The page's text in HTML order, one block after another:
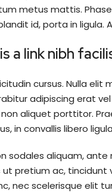
metus mattis.
id, porta in ligula.
a link nibh
cursus. Nulla elit
adipiscing erat
aliquet porttitor.
in convallis libero
sodales aliquam,
ut pretium ac,
nec scelerisque elit